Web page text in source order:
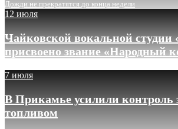
Дожди не прекратятся до конца недели
12 июля
Чайковской вокальной студии
присвоено звание «Народный
7 июля
В Прикамье усилили контроль
топливом